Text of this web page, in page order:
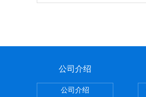
公司介绍
公司介绍